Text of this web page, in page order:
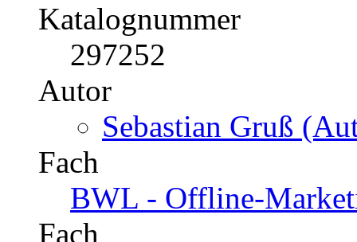
Katalognummer
297252
Autor
Sebastian Gruß
Fach
BWL - Offline-
Fach